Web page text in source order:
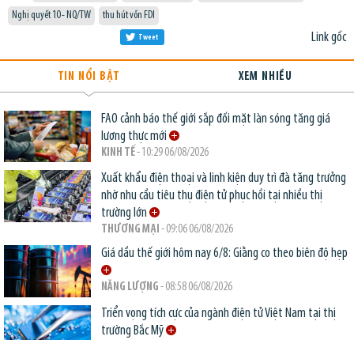
Nghị quyết 10 - NQ/TW
thu hút vốn FDI
Link gốc
Tweet
TIN NỔI BẬT XEM NHIỀU
FAO cảnh báo thế giới sắp đối mặt làn sóng tăng giá
lương thực mới
KINH TẾ- 10:29 06/08/2026
Xuất khẩu điện thoại và linh kiện duy trì đà tăng trưởng
nhờ nhu cầu tiêu thụ điện tử phục hồi tại nhiều thị
trường lớn
THƯƠNG MẠI - 09:06 06/08/2026
Giá dầu thế giới hôm nay 6/8: Giằng co theo biên độ hẹp
NĂNG LƯỢNG - 08:58 06/08/2026
Triển vọng tích cực của ngành điện tử Việt Nam tại thị
trường Bắc Mỹ